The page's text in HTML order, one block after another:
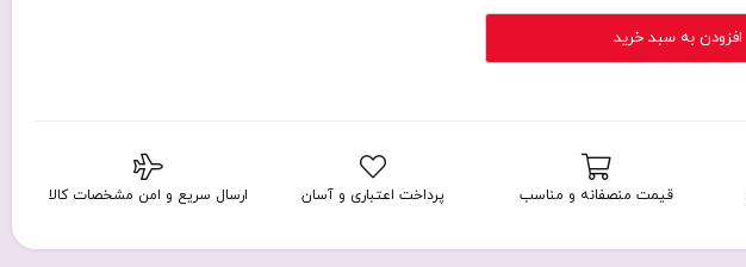
افزودن به سبد خرید
قیمت منصفانه و مناسب پرداخت اعتباری و آسان ارسال سریع و امن مشخصات کالا